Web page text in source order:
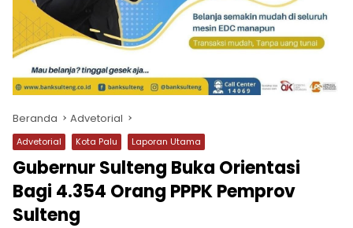
Beranda Advetorial
Advetorial Kota Palu Laporan Utama
Gubernur Sulteng Buka Orientasi
Bagi 4.354 Orang PPPK Pemprov
Sulteng